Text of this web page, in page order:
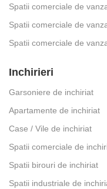
Spatii comerciale de
Spatii comerciale de
Spatii comerciale de
Inchirieri
Garsoniere de inchiriat
Apartamente de inchiriat
Case / Vile de inchiriat
Spatii comerciale de
Spatii birouri de inchiriat
Spatii industriale de